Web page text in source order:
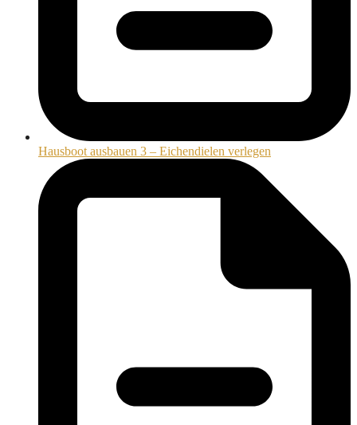
Hausboot ausbauen 3 – Eichendielen verlegen